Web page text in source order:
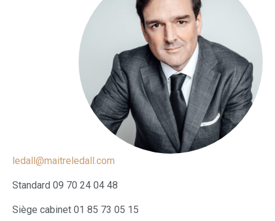
ledall@maitreledall.com
Standard 09 70 24 04 48
Siège cabinet 01 85 73 05 15